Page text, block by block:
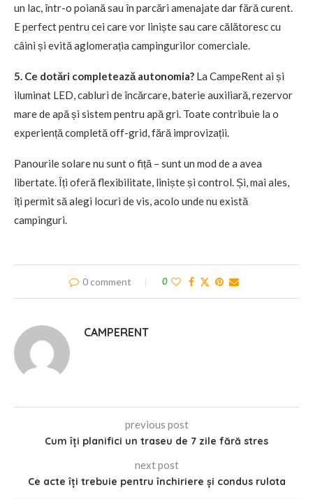
un lac, într-o poiană sau în parcări amenajate dar fără curent.
E perfect pentru cei care vor liniște sau care călătoresc cu
câini și evită aglomerația campingurilor comerciale.
5. Ce dotări completează autonomia? La CampeRent ai și
iluminat LED, cabluri de încărcare, baterie auxiliară, rezervor
mare de apă și sistem pentru apă gri. Toate contribuie la o
experiență completă off-grid, fără improvizații.
Panourile solare nu sunt o fiță – sunt un mod de a avea
libertate. Îți oferă flexibilitate, liniște și control. Și, mai ales,
îți permit să alegi locuri de vis, acolo unde nu există
campinguri.
0 comment 0
CAMPERENT
previous post
Cum îți planifici un traseu de 7 zile fără stres
next post
Ce acte îți trebuie pentru închiriere și condus rulota